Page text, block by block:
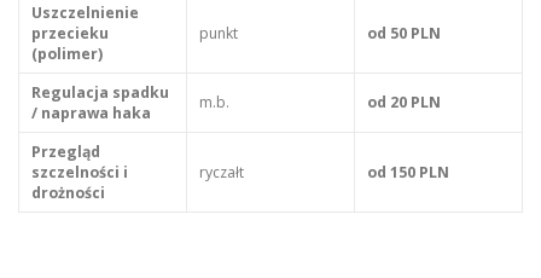
Uszczelnienie
przecieku
(polimer)
punkt od 50 PLN
Regulacja spadku
/ naprawa haka
m.b. od 20 PLN
Przegląd
szczelności i
drożności
ryczałt od 150 PLN